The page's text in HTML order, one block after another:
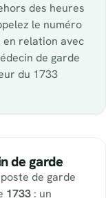
des heures
le numéro
en relation avec
de garde
du 1733
de garde
de garde
1733 : un